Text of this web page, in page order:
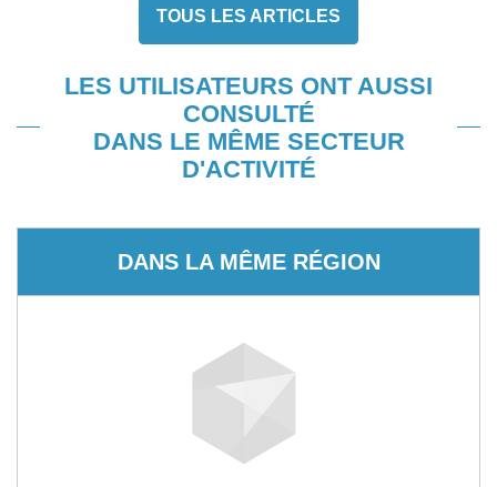
TOUS LES ARTICLES
LES UTILISATEURS ONT AUSSI
CONSULTÉ
DANS LE MÊME SECTEUR
D'ACTIVITÉ
DANS LA MÊME RÉGION